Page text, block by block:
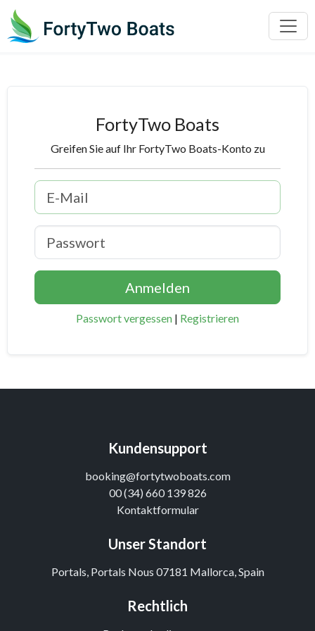
FortyTwo Boats
Greifen Sie auf Ihr FortyTwo Boats-Konto zu
Anmelden
Passwort vergessen | Registrieren
Kundensupport
booking@fortytwoboats.com
00 (34) 660 139 826
Kontaktformular
Unser Standort
Portals, Portals Nous 07181 Mallorca, Spain
Rechtlich